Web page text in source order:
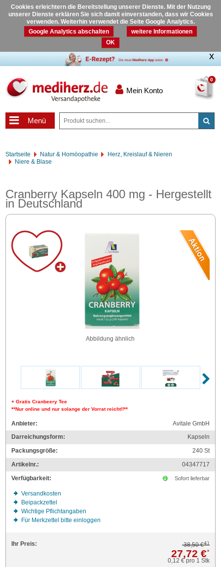
Cookies erleichtern die Bereitstellung unserer Dienste. Mit der Nutzung
unserer Dienste erklären Sie sich damit einverstanden, dass wir Cookies
verwenden. Weiterhin verwendet die Seite Google Analytics.
Google Analytics abschalten
weitere Informationen
OK
0
Mein Konto
Menü
Startseite Natur & Homöopathie
Herz, Kreislauf & Nieren
Niere & Blase
Cranberry Kapseln 400 mg - Hergestellt
in Deutschland
Abbildung ähnlich
+ Gratis Cranbeery Tee
**Nur online und nur solange der Vorrat reicht!!**
Anbieter:
Avitale GmbH
Darreichungsform:
Kapseln
Packungsgröße:
240St
Artikelnr.:
04347717
Verfügbarkeit:
Sofort lieferbar
Versandkosten
Beipackzettel
Wichtige Pflichtangaben
Für Merkzettel bitte einloggen
Ihr Preis: 38,50 €4)
27,72 €*
0,12 €pro 1 Stk